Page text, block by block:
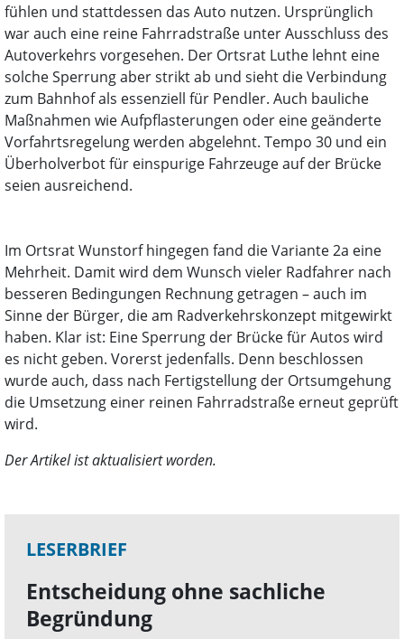
fühlen und stattdessen das Auto nutzen. Ursprünglich
war auch eine reine Fahrradstraße unter Ausschluss des
Autoverkehrs vorgesehen. Der Ortsrat Luthe lehnt eine
solche Sperrung aber strikt ab und sieht die Verbindung
zum Bahnhof als essenziell für Pendler. Auch bauliche
Maßnahmen wie Aufpflasterungen oder eine geänderte
Vorfahrtsregelung werden abgelehnt. Tempo 30 und ein
Überholverbot für einspurige Fahrzeuge auf der Brücke
seien ausreichend.
Im Ortsrat Wunstorf hingegen fand die Variante 2a eine
Mehrheit. Damit wird dem Wunsch vieler Radfahrer nach
besseren Bedingungen Rechnung getragen – auch im
Sinne der Bürger, die am Radverkehrskonzept mitgewirkt
haben. Klar ist: Eine Sperrung der Brücke für Autos wird
es nicht geben. Vorerst jedenfalls. Denn beschlossen
wurde auch, dass nach Fertigstellung der Ortsumgehung
die Umsetzung einer reinen Fahrradstraße erneut geprüft
wird.
Der Artikel ist aktualisiert worden.
LESERBRIEF
Entscheidung ohne sachliche
Begründung